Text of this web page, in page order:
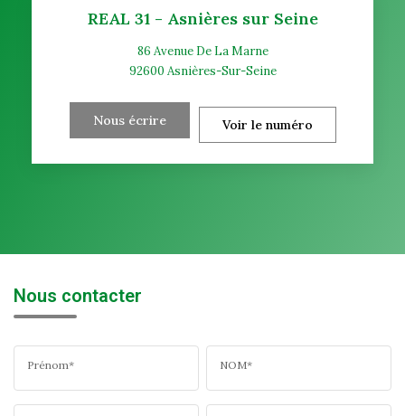
REAL 31 - Asnières sur Seine
86 Avenue De La Marne
92600 Asnières-Sur-Seine
Nous écrire Voir le numéro
Nous contacter
Prénom* NOM*